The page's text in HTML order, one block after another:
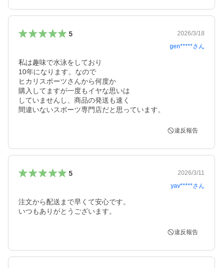
5
2026/3/18
gen*****さん
私は趣味で水泳をしており
10年になります。なので
ヒカリスポーツさんから何度か
購入してますが一度もイヤな思いは
していませんし、商品の発送も速く
間違いないスポーツ専門店だと思っています。
違反報告
5
2026/3/11
yav*****さん
注文から配送まで早くて安心です。
いつもありがとうございます。
違反報告